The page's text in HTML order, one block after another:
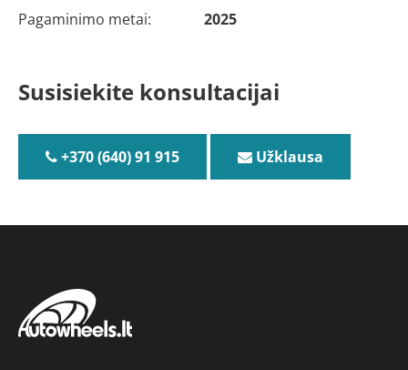
Pagaminimo metai:
2025
Susisiekite konsultacijai
+370 (640) 91 915 Užklausa